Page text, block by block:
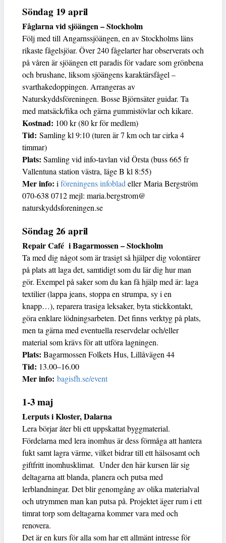
Söndag 19 april
Fåglarna vid sjöängen – Stockholm
Följ med till Angarnssjöängen, en av Stockholms läns
rikaste fågelsjöar. Över 240 fågelarter har observerats och
på våren är sjöängen ett paradis för vadare som grönbena
och brushane, liksom sjöängens karaktärsfågel –
svarthakedoppingen. Arrangeras av
Naturskyddsföreningen. Bosse Björnsäter guidar. Ta
med matsäck/fika och gärna gummistövlar och kikare.
Kostnad: 100 kr (80 kr för medlem)
Tid: Samling kl 9:10 (turen är 7 km och tar cirka 4
timmar)
Plats: Samling vid info-tavlan vid Örsta (buss 665 fr
Vallentuna station västra, läge B kl 8:55)
Mer info: i föreningens infoblad eller Maria Bergström
070-638 0712 mejl: maria.bergstrom@
naturskyddsforeningen.se
Söndag 26 april
Repair Café i Bagarmossen – Stockholm
Ta med dig något som är trasigt så hjälper dig volontärer
på plats att laga det, samtidigt som du lär dig hur man
gör. Exempel på saker som du kan få hjälp med är: laga
textilier (lappa jeans, stoppa en strumpa, sy i en
knapp…), reparera trasiga leksaker, byta stickkontakt,
göra enklare lödningsarbeten. Det finns verktyg på plats,
men ta gärna med eventuella reservdelar och/eller
material som krävs för att utföra lagningen.
Plats: Bagarmossen Folkets Hus, Lillåvägen 44
Tid: 13.00–16.00
Mer info: bagisfh.se/event
1-3 maj
Lerputs i Kloster, Dalarna
Lera börjar åter bli ett uppskattat byggmaterial.
Fördelarna med lera inomhus är dess förmåga att hantera
fukt samt lagra värme, vilket bidrar till ett hälsosamt och
giftfritt inomhusklimat. Under den här kursen lär sig
deltagarna att blanda, planera och putsa med
lerblandningar. Det blir genomgång av olika materialval
och utrymmen man kan putsa på. Projektet äger rum i ett
timrat torp som deltagarna kommer vara med och
renovera.
Det är en kurs för alla som har ett allmänt intresse för